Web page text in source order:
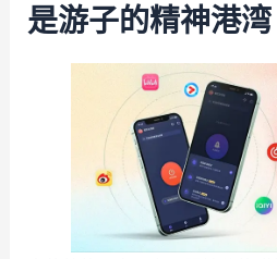
是游子的精神港湾